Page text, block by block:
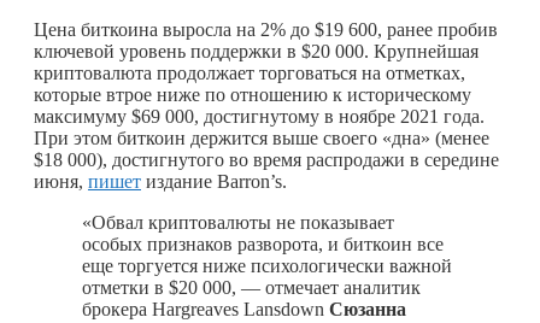
Цена биткоина выросла на 2% до $19 600, ранее пробив
ключевой уровень поддержки в $20 000. Крупнейшая
криптовалюта продолжает торговаться на отметках,
которые втрое ниже по отношению к историческому
максимуму $69 000, достигнутому в ноябре 2021 года.
При этом биткоин держится выше своего «дна» (менее
$18 000), достигнутого во время распродажи в середине
июня, пишет издание Barron’s.
«Обвал криптовалюты не показывает
особых признаков разворота, и биткоин все
еще торгуется ниже психологически важной
отметки в $20 000, — отмечает аналитик
брокера Hargreaves Lansdown Сюзанна